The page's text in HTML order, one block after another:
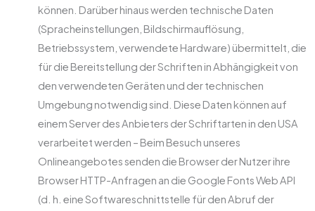
können. Darüber hinaus werden technische Daten
(Spracheinstellungen, Bildschirmauflösung,
Betriebssystem, verwendete Hardware) übermittelt, die
für die Bereitstellung der Schriften in Abhängigkeit von
den verwendeten Geräten und der technischen
Umgebung notwendig sind. Diese Daten können auf
einem Server des Anbieters der Schriftarten in den USA
verarbeitet werden – Beim Besuch unseres
Onlineangebotes senden die Browser der Nutzer ihre
Browser HTTP-Anfragen an die Google Fonts Web API
(d. h. eine Softwareschnittstelle für den Abruf der